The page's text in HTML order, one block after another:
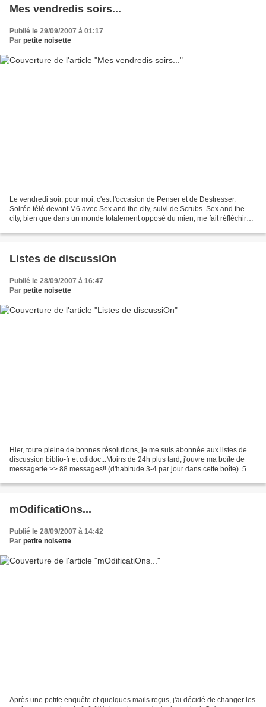
Mes vendredis soirs...
Publié le 29/09/2007 à 01:17
Par petite noisette
Le vendredi soir, pour moi, c'est l'occasion de Penser et de Destresser.
Soirée télé devant M6 avec Sex and the city, suivi de Scrubs. Sex and the
city, bien que dans un monde totalement opposé du mien, me fait réfléchir
Listes de discussiOn
Publié le 28/09/2007 à 16:47
Par petite noisette
Hier, toute pleine de bonnes résolutions, je me suis abonnée aux listes de
discussion biblio-fr et cdidoc...Moins de 24h plus tard, j'ouvre ma boîte de
messagerie >> 88 messages!! (d'habitude 3-4 par jour dans cette boîte). 51
mOdificatiOns...
Publié le 28/09/2007 à 14:42
Par petite noisette
Après une petite enquête et quelques mails reçus, j'ai décidé de changer les